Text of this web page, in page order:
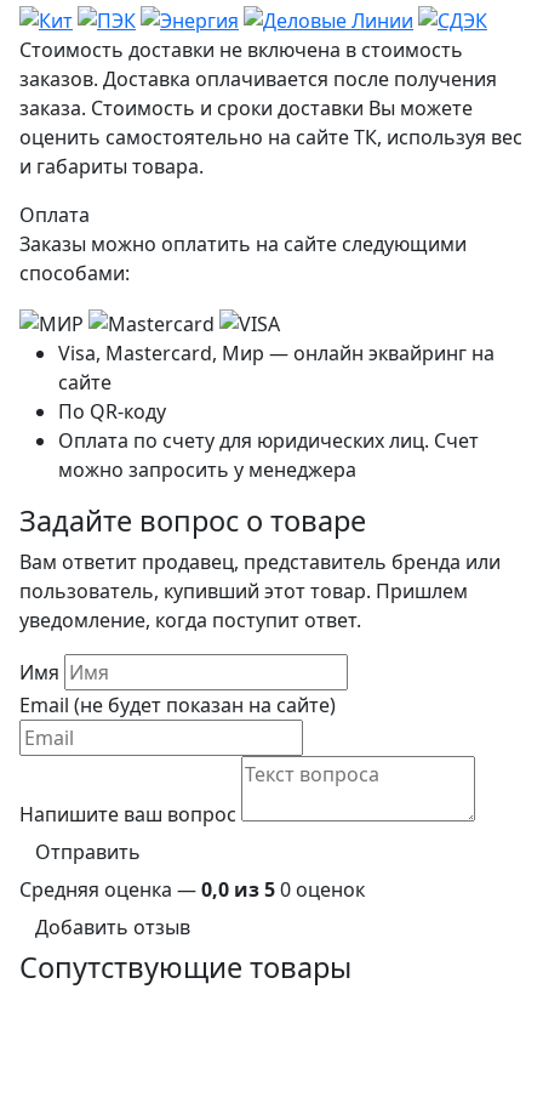
Стоимость доставки не включена в стоимость
заказов. Доставка оплачивается после получения
заказа. Стоимость и сроки доставки Вы можете
оценить самостоятельно на сайте ТК, используя вес
и габариты товара.
Оплата
Заказы можно оплатить на сайте следующими
способами:
Visa, Mastercard, Мир — онлайн эквайринг на
сайте
По QR-коду
Оплата по счету для юридических лиц. Счет
можно запросить у менеджера
Задайте вопрос о товаре
Вам ответит продавец, представитель бренда или
пользователь, купивший этот товар. Пришлем
уведомление, когда поступит ответ.
Имя
Email (не будет показан на сайте)
Напишите ваш вопрос
Отправить
Средняя оценка —0,0 из 50 оценок
Добавить отзыв
Сопутствующие товары